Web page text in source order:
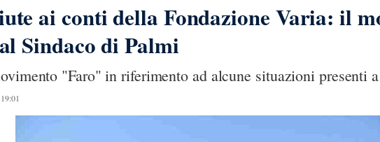
ai conti della Fondazione Varia: il
Sindaco di Palmi
"Faro" in riferimento ad alcune situazioni presenti